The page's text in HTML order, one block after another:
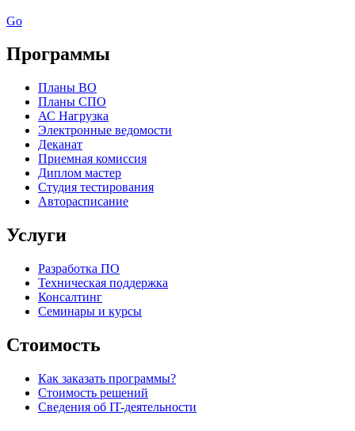
Go
Программы
Планы ВО
Планы СПО
АС Нагрузка
Электронные ведомости
Деканат
Приемная комиссия
Диплом мастер
Студия тестирования
Авторасписание
Услуги
Разработка ПО
Техническая поддержка
Консалтинг
Семинары и курсы
Стоимость
Как заказать программы?
Стоимость решений
Сведения об IT-деятельности